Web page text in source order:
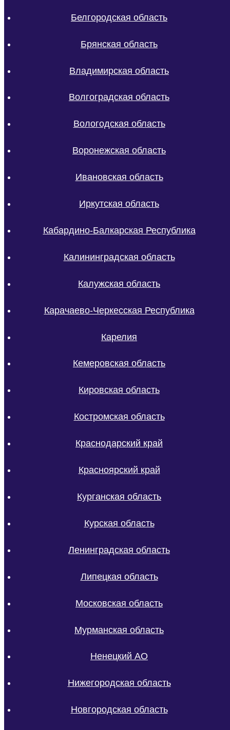
Белгородская область
Брянская область
Владимирская область
Волгоградская область
Вологодская область
Воронежская область
Ивановская область
Иркутская область
Кабардино-Балкарская Республика
Калининградская область
Калужская область
Карачаево-Черкесская Республика
Карелия
Кемеровская область
Кировская область
Костромская область
Краснодарский край
Красноярский край
Курганская область
Курская область
Ленинградская область
Липецкая область
Московская область
Мурманская область
Ненецкий АО
Нижегородская область
Новгородская область